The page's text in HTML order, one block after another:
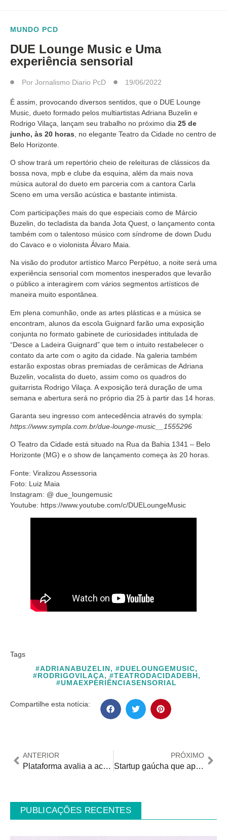
MUNDO PCD
DUE Lounge Music e Uma
experiência sensorial
Por Jornalismo Diario PcD 19/06/2022
É assim, provocando diversos sentidos, que o DUE Lounge
Music, dueto formado pelos multiartistas Adriana Buzelin e
Rodrigo Vilaça, lançam seu trabalho no próximo dia 25 de
junho, às 20 horas , no elegante Teatro da Cidade no centro de
Belo Horizonte.
O show trará um repertório cheio de releituras de clássicos da
bossa nova, mpb e clube da esquina, além da mais nova
música autoral do dueto em parceria com a cantora Carla
Sceno em uma versão acústica e bastante intimista.
Com participações mais do que especiais como de Márcio
Buzelin, do tecladista da banda Jota Quest, o lançamento conta
também com o talentoso músico com síndrome de down Dudu
do Cavaco e o violonista Álvaro Maia.
Na visão do produtor artístico Marco Perpétuo, a noite será uma
experiência sensorial com momentos inesperados que levarão
o público a interagirem com vários segmentos artísticos de
maneira muito espontânea.
Em plena comunhão, onde as artes plásticas e a música se
encontram, alunos da escola Guignard farão uma exposição
conjunta no formato gabinete de curiosidades intitulada de
“Desce a Ladeira Guignard” que tem o intuito restabelecer o
contato da arte com o agito da cidade. Na galeria também
estarão expostas obras premiadas de cerâmicas de Adriana
Buzelin, vocalista do dueto, assim como os quadros do
guitarrista Rodrigo Vilaça. A exposição terá duração de uma
semana e abertura será no próprio dia 25 à partir das 14 horas.
Garanta seu ingresso com antecedência através do sympla:
https://www.sympla.com.br/due-lounge-music__1555296
O Teatro da Cidade está situado na Rua da Bahia 1341 – Belo
Horizonte (MG) e o show de lançamento começa às 20 horas.
Fonte: Viralizou Assessoria
Foto: Luiz Maia
Instagram: @ due_loungemusic
Youtube: https://www.youtube.com/c/DUELoungeMusic
Tags
#ADRIANABUZELIN, #DUELOUNGEMUSIC,
#RODRIGOVILAÇA, #TEATRODACIDADEBH,
#UMAEXPERIÊNCIASENSORIAL
Compartilhe esta notícia:
ANTERIOR
Plataforma avalia a acessibilidade digital em páginas web do governo brasileiro
PRÓXIMO
Startup gaúcha que apoia PcD na busca por emprego é aposta do governo do Chile
PUBLICAÇÕES RECENTES